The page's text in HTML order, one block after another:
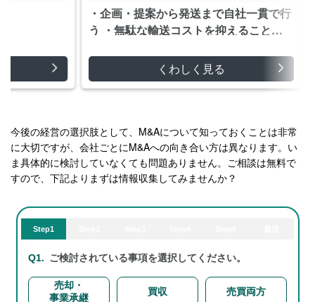
・企画・提案から発送まで自社一貫で行
う ・無駄な輸送コストを抑えることが
頼関係。
くわしく見る
今後の経営の選択肢として、M&Aについて知っておくことは非常
に大切ですが、会社ごとにM&Aへの向き合い方は異なります。い
ま具体的に検討していなくても問題ありません。ご相談は無料で
すので、下記よりまずは情報収集してみませんか？